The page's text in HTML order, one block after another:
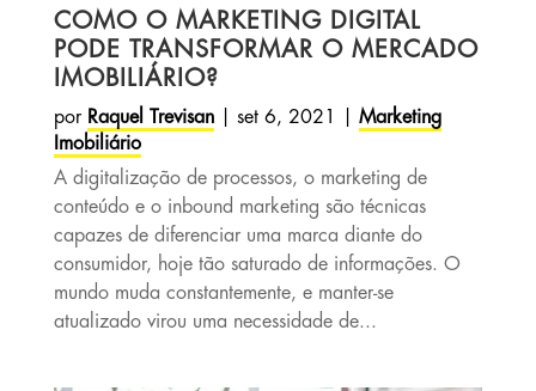
COMO O MARKETING DIGITAL
PODE TRANSFORMAR O MERCADO
IMOBILIÁRIO?
por Raquel Trevisan| set 6, 2021
Marketing
Imobiliário
A digitalização de processos, o marketing de
conteúdo e o inbound marketing são técnicas
capazes de diferenciar uma marca diante do
consumidor, hoje tão saturado de informações. O
mundo muda constantemente, e manter-se
atualizado virou uma necessidade de...